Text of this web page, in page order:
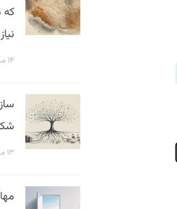
که
۱۴ مرداد ۱۴۰۵
۱۳ مرداد ۱۴۰۵